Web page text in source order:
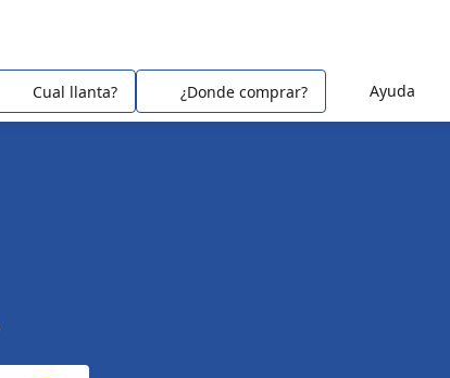
Ayuda
Cual llanta? ¿Donde comprar?